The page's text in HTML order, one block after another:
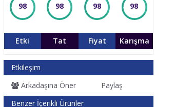
98 98 98 98
Etki Tat Fiyat Karışma
Etkileşim
Arkadaşına Öner
Paylaş
Benzer İçerikli Ürünler